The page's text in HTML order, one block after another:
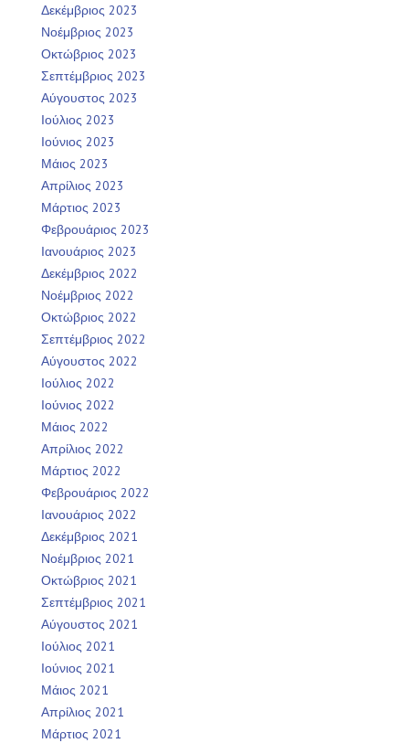
Δεκέμβριος 2023
Νοέμβριος 2023
Οκτώβριος 2023
Σεπτέμβριος 2023
Αύγουστος 2023
Ιούλιος 2023
Ιούνιος 2023
Μάιος 2023
Απρίλιος 2023
Μάρτιος 2023
Φεβρουάριος 2023
Ιανουάριος 2023
Δεκέμβριος 2022
Νοέμβριος 2022
Οκτώβριος 2022
Σεπτέμβριος 2022
Αύγουστος 2022
Ιούλιος 2022
Ιούνιος 2022
Μάιος 2022
Απρίλιος 2022
Μάρτιος 2022
Φεβρουάριος 2022
Ιανουάριος 2022
Δεκέμβριος 2021
Νοέμβριος 2021
Οκτώβριος 2021
Σεπτέμβριος 2021
Αύγουστος 2021
Ιούλιος 2021
Ιούνιος 2021
Μάιος 2021
Απρίλιος 2021
Μάρτιος 2021